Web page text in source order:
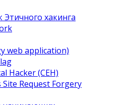
хакинга
web application)
Hacker (CEH)
Site Request Forgery